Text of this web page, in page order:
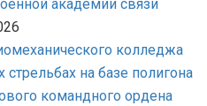
академии связи
колледжа
на базе полигона
командного ордена